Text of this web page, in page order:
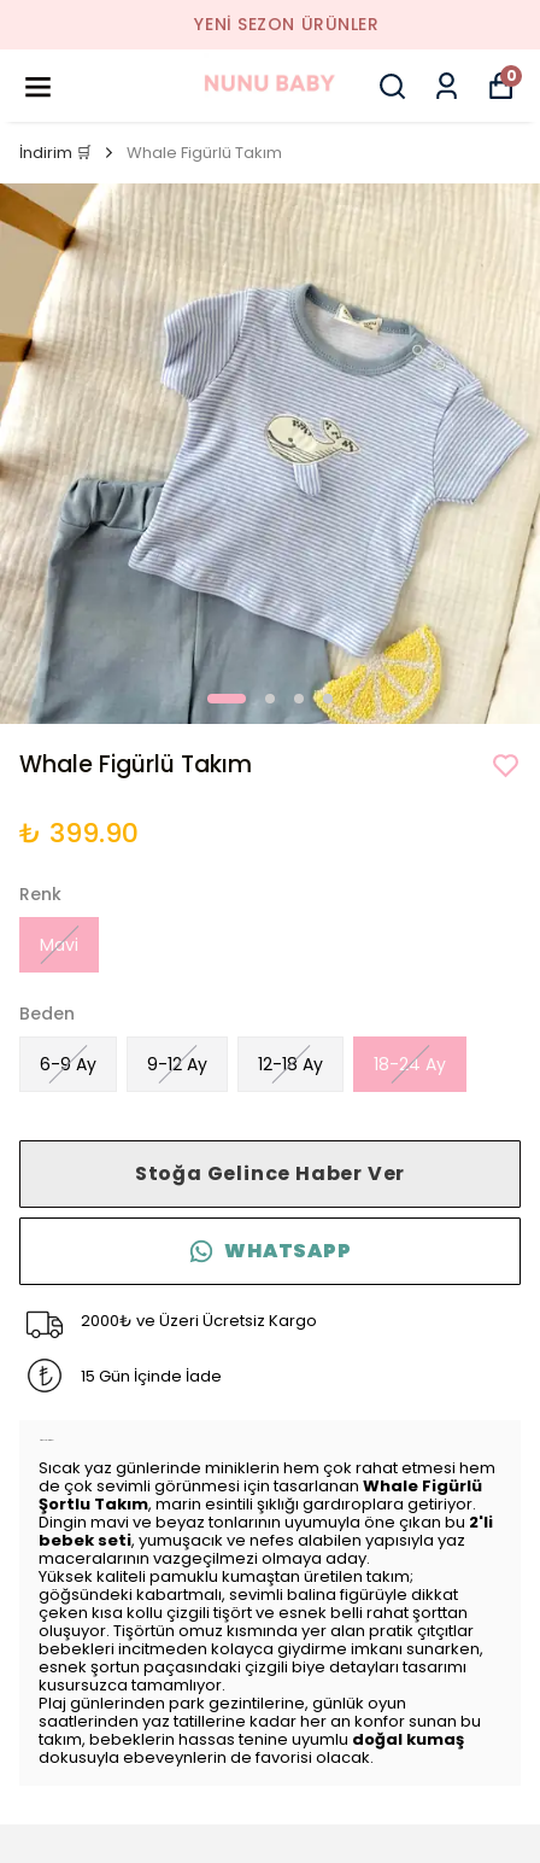
YENI SEZON ÜRÜNLER
0
İndirim 🛒 Whale Figürlü Takım
Whale Figürlü Takım
₺ 399.90
Renk
Mavi
Beden
6-9 Ay 9-12 Ay 12-18 Ay 18-24 Ay
Stoğa Gelince Haber Ver
WHATSAPP
2000₺ ve Üzeri Ücretsiz Kargo
15 Gün İçinde İade
Sıcak yaz günlerinde miniklerin hem çok rahat etmesi hem
de çok sevimli görünmesi için tasarlanan Whale Figürlü
Şortlu Takım, marin esintili şıklığı gardıroplara getiriyor.
Dingin mavi ve beyaz tonlarının uyumuyla öne çıkan bu 2'li
bebek seti, yumuşacık ve nefes alabilen yapısıyla yaz
maceralarının vazgeçilmezi olmaya aday.
Yüksek kaliteli pamuklu kumaştan üretilen takım;
göğsündeki kabartmalı, sevimli balina figürüyle dikkat
çeken kısa kollu çizgili tişört ve esnek belli rahat şorttan
oluşuyor. Tişörtün omuz kısmında yer alan pratik çıtçıtlar
bebekleri incitmeden kolayca giydirme imkanı sunarken,
esnek şortun paçasındaki çizgili biye detayları tasarımı
kusursuzca tamamlıyor.
Plaj günlerinden park gezintilerine, günlük oyun
saatlerinden yaz tatillerine kadar her an konfor sunan bu
takım, bebeklerin hassas tenine uyumlu doğal kumaş
dokusuyla ebeveynlerin de favorisi olacak.